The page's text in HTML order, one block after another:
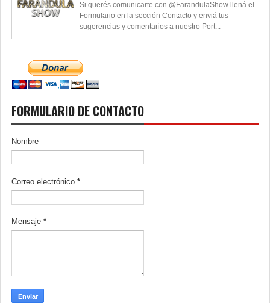
Si querés comunicarte con @FarandulaShow llená el
Formulario en la sección Contacto y enviá tus
sugerencias y comentarios a nuestro Port...
FORMULARIO DE CONTACTO
Nombre
Correo electrónico *
Mensaje *